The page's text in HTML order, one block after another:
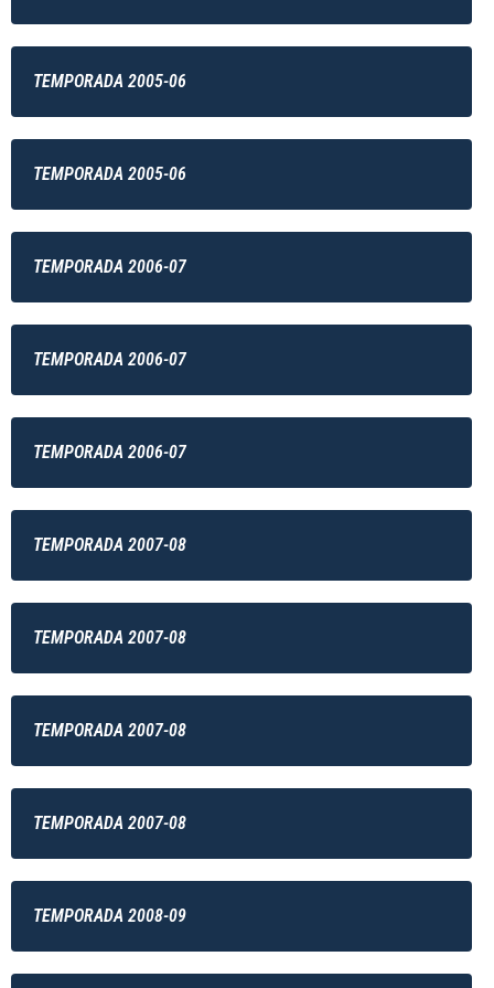
TEMPORADA 2005-06
TEMPORADA 2005-06
TEMPORADA 2006-07
TEMPORADA 2006-07
TEMPORADA 2006-07
TEMPORADA 2007-08
TEMPORADA 2007-08
TEMPORADA 2007-08
TEMPORADA 2007-08
TEMPORADA 2008-09